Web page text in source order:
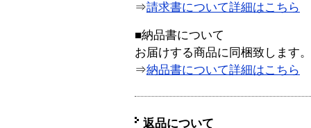
⇒請求書について詳細はこちら
■納品書について
お届けする商品に同梱致します。
⇒納品書について詳細はこちら
返品について